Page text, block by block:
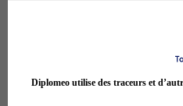
BTS Tourisme à Lyon
BTS Tourisme à Paris
Diplomeo utilise des traceurs et